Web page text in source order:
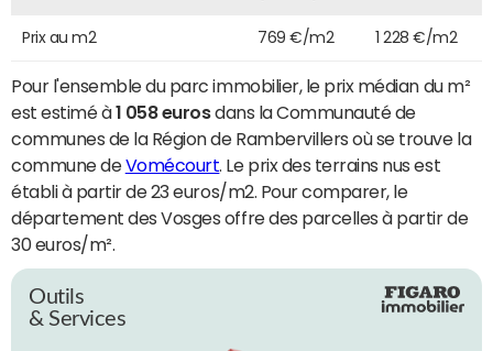
Prix au m2 769 €/m2 1 228 €/m2
Pour l'ensemble du parc immobilier, le prix médian du m²
est estimé à1 058 eurosdans la Communauté de
communes de la Région de Rambervillers où se trouve la
commune deVomécourt . Le prix des terrains nus est
établi à partir de 23 euros/m2. Pour comparer, le
département des Vosges offre des parcelles à partir de
30 euros/m².
Outils
& Services